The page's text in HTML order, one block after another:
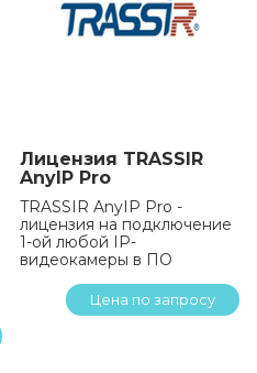
Лицензия TRASSIR
AnyIP Pro
TRASSIR AnyIP Pro -
лицензия на подключение
1-ой любой IP-
видеокамеры в ПО
Цена по запросу